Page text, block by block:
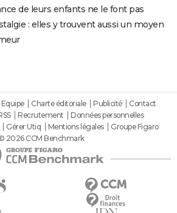
de leurs enfants ne le font pas
: elles y trouvent aussi un moyen
Equipe Charte éditoriale Publicité
Contact
Recrutement
Données personnelles
Gérer Utiq Mentions légales
Groupe Figaro
2026 CCM Benchmark